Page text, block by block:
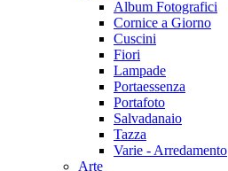
Album Fotografici
Cornice a Giorno
Cuscini
Fiori
Lampade
Portaessenza
Portafoto
Salvadanaio
Tazza
Varie - Arredamento
Arte